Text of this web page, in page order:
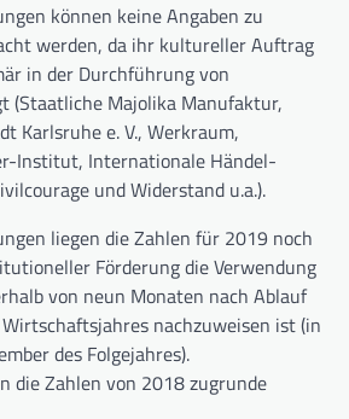
können keine Angaben zu
werden, da ihr kultureller Auftrag
in der Durchführung von
(Staatliche Majolika Manufaktur,
Karlsruhe e. V., Werkraum,
Institut, Internationale Händel-
und Widerstand u.a.).
liegen die Zahlen für 2019 noch
Förderung die Verwendung
von neun Monaten nach Ablauf
nachzuweisen ist (in
des Folgejahres).
die Zahlen von 2018 zugrunde